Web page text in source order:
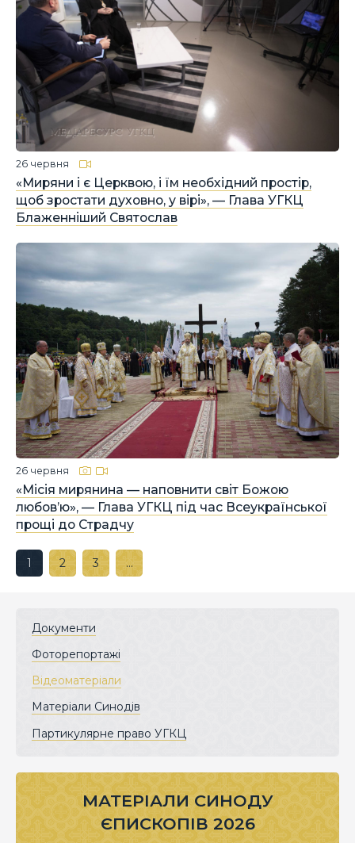
«Миряни і є Церквою, і їм необхідний простір,
щоб зростати духовно, у вірі», — Глава УГКЦ
Блаженніший Святослав
26 червня
«Місія мирянина — наповнити світ Божою
любов’ю», — Глава УГКЦ під час Всеукраїнської
прощі до Страдчу
26 червня
1 2 3 …
Документи
Фоторепортажі
Відеоматеріали
Матеріали Синодів
Партикулярне право УГКЦ
МАТЕРІАЛИ СИНОДУ
ЄПИСКОПІВ 2026